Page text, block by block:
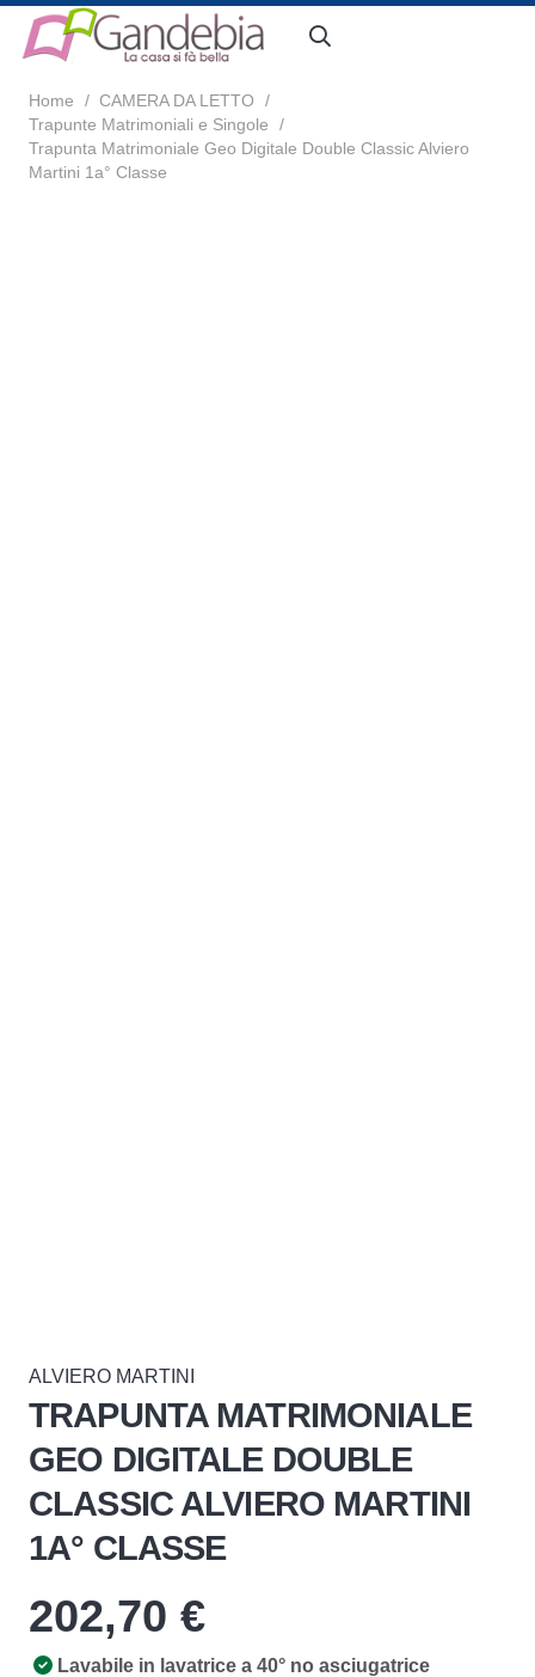
Home / CAMERA DA LETTO
/
Trapunte Matrimoniali e Singole
/
Trapunta Matrimoniale Geo Digitale Double Classic Alviero
Martini 1a° Classe
ALVIERO MARTINI
TRAPUNTA MATRIMONIALE
GEO DIGITALE DOUBLE
CLASSIC ALVIERO MARTINI
1A° CLASSE
202,70 €
Lavabile in lavatrice a 40° no asciugatrice